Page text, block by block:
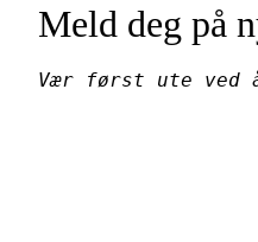
Meld deg på
Vær først ute ved